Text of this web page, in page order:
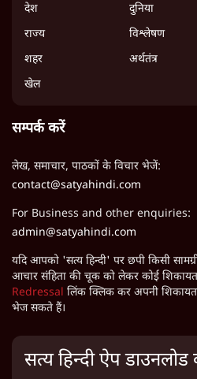
देश दुनिया
राज्य
विश्लेषण
शहर
अर्थतंत्र
खेल
सम्पर्क करें
लेख, समाचार, पाठकों के विचार भेजें:
contact@satyahindi.com
For Business and other enquiries:
admin@satyahindi.com
यदि आपको 'सत्य हिन्दी' पर छपी किसी
आचार संहिता की चूक को लेकर कोई
Redressal लिंक क्लिक कर अपनी
भेज सकते हैं।
सत्य हिन्दी ऐप